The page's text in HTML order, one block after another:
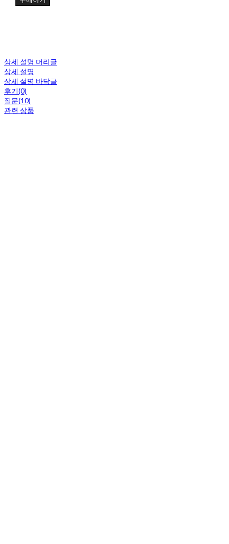
상세 설명 머리글
상세 설명
상세 설명 바닥글
후기(0)
질문(10)
관련 상품